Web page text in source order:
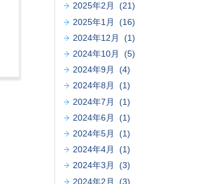
2025年2月 (21)
2025年1月 (16)
2024年12月 (1)
2024年10月 (5)
2024年9月 (4)
2024年8月 (1)
2024年7月 (1)
2024年6月 (1)
2024年5月 (1)
2024年4月 (1)
2024年3月 (3)
2024年2月 (3)